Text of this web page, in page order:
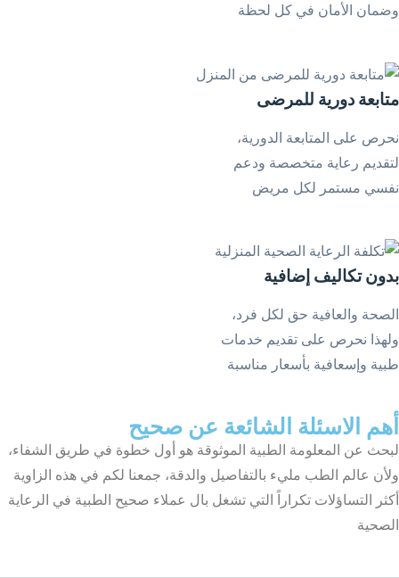
وضمان الأمان في كل لحظة
متابعة دورية للمرضى
نحرص على المتابعة الدورية،
لتقديم رعاية متخصصة ودعم
نفسي مستمر لكل مريض
بدون تكاليف إضافية
الصحة والعافية حق لكل فرد،
ولهذا نحرص على تقديم خدمات
طبية وإسعافية بأسعار مناسبة
أهم الاسئلة الشائعة عن صحيح
لبحث عن المعلومة الطبية الموثوقة هو أول خطوة في طريق الشفاء،
ولأن عالم الطب مليء بالتفاصيل والدقة، جمعنا لكم في هذه الزاوية
أكثر التساؤلات تكراراً التي تشغل بال عملاء صحيح الطبية في الرعاية
الصحية